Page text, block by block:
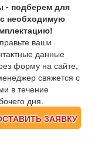
- подберем для
необходимую
ваши
данные
форму на сайте,
свяжется с
в течение
дня.
ЗАЯВКУ